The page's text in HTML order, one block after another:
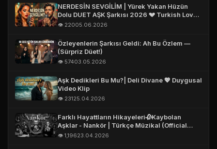
NERDESİN SEVGİLİM | Yürek Yakan Hüzün
Dolu DUET AŞK Şarkısı 2026 💔 Turkish Love
Song 2026 #aşk
👁️ 22005.06.2026
Özleyenlerin Şarkısı Geldi: Ah Bu Özlem —
(Sürpriz Düet!)
👁️ 57403.05.2026
Aşk Dedikleri Bu Mu?| Deli Divane 💖 Duygusal
Video Klip
👁️ 23125.04.2026
Farklı Hayattların Hikayeleri🥀Kaybolan
Aşklar - Nankör | Türkçe Müzikal (Official
Story Video)
👁️ 1,19623.04.2026